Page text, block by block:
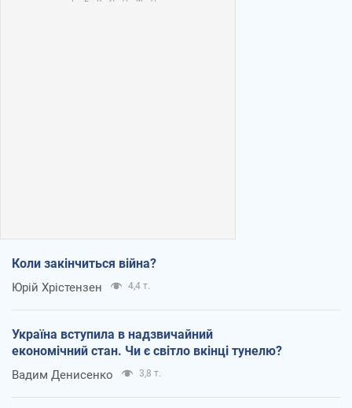
Коли закінчиться війна?
Юрій Хрістензен 4,4 т.
Україна вступила в надзвичайний
економічний стан. Чи є світло вкінці тунелю?
Вадим Денисенко 3,8 т.